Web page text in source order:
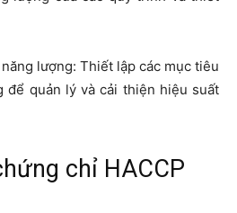
lượng: Thiết lập các mục tiêu
để quản lý và cải thiện hiệu suất
chỉ HACCP